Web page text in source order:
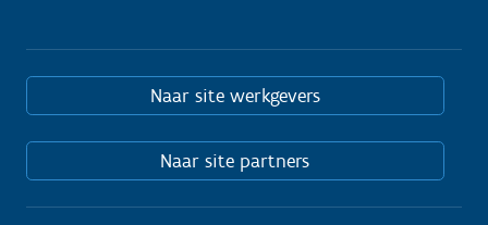
Naar site werkgevers
Naar site partners